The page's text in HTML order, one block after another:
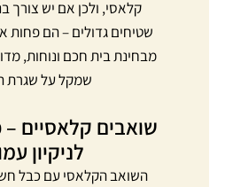
קלאסי, ולכן אם יש צורך
שטיחים גדולים – הם פחות
מבחינת בית חכם ונוחות,
שמקל על שגרת
שואבים קלאסיים –
לניקיון
השואב הקלאסי עם כבל